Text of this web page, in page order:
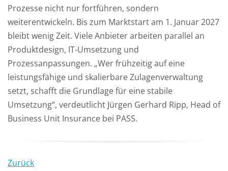
Prozesse nicht nur fortführen, sondern
weiterentwickeln. Bis zum Marktstart am 1. Januar 2027
bleibt wenig Zeit. Viele Anbieter arbeiten parallel an
Produktdesign, IT-Umsetzung und
Prozessanpassungen. „Wer frühzeitig auf eine
leistungsfähige und skalierbare Zulagenverwaltung
setzt, schafft die Grundlage für eine stabile
Umsetzung“, verdeutlicht Jürgen Gerhard Ripp, Head of
Business Unit Insurance bei PASS.
Zurück